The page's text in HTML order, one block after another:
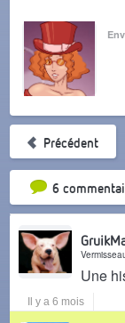
Précédent
6 Tri
Une
Il y a 6 mois